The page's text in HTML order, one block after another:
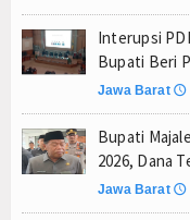
Kaji
Interupsi
Bupati Beri
Jawa Barat 🕔
Bupati
2026, Dana
Jawa Barat 🕔